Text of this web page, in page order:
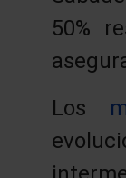
50%
Los